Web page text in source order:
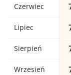
Czerwiec
Lipiec
Sierpień
Wrzesień